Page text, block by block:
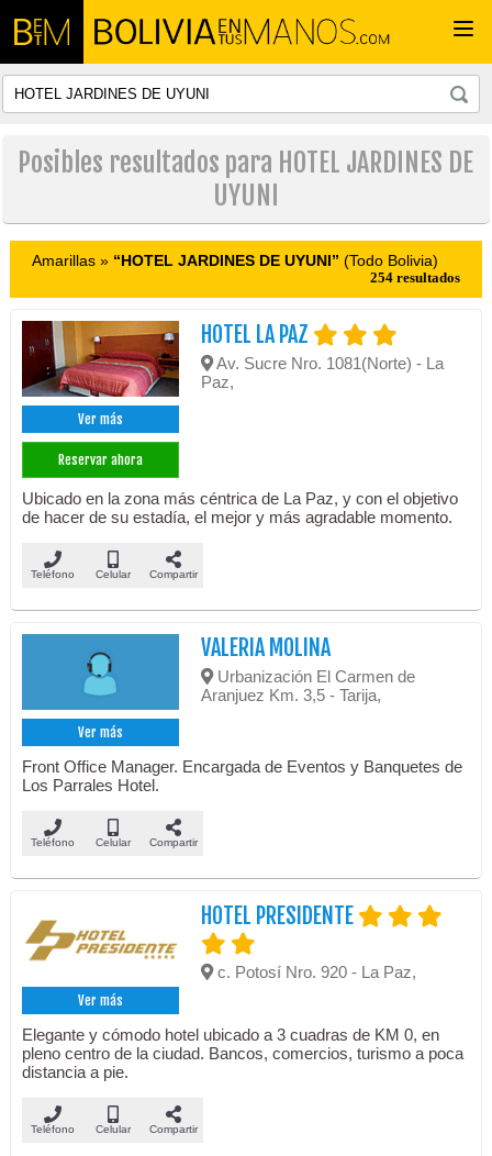
Posibles resultados para HOTEL JARDINES DE
UYUNI
Amarillas » “HOTEL JARDINES DE UYUNI” (Todo Bolivia)
254 resultados
Ver más
Reservar ahora
HOTEL LA PAZ
Av. Sucre Nro. 1081(Norte) - La
Paz,
Ubicado en la zona más céntrica de La Paz, y con el objetivo
de hacer de su estadía, el mejor y más agradable momento.
Teléfono Celular Compartir
Ver más
VALERIA MOLINA
Urbanización El Carmen de
Aranjuez Km. 3,5 - Tarija,
Front Office Manager. Encargada de Eventos y Banquetes de
Los Parrales Hotel.
Teléfono Celular Compartir
Ver más
HOTEL PRESIDENTE
c. Potosí Nro. 920 - La Paz,
Elegante y cómodo hotel ubicado a 3 cuadras de KM 0, en
pleno centro de la ciudad. Bancos, comercios, turismo a poca
distancia a pie.
Teléfono Celular Compartir